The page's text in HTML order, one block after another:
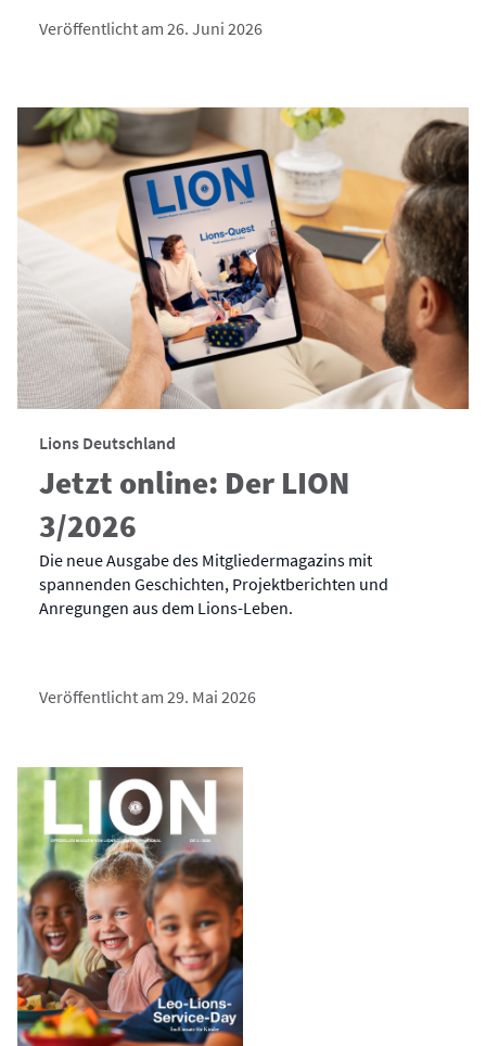
Veröffentlicht am 26. Juni 2026
Lions Deutschland
Jetzt online: Der LION
3/2026
Die neue Ausgabe des Mitgliedermagazins mit
spannenden Geschichten, Projektberichten und
Anregungen aus dem Lions-Leben.
Veröffentlicht am 29. Mai 2026